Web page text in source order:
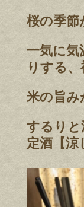
桜の季節
一気に気
りする、
米の旨み
するり
定酒【涼